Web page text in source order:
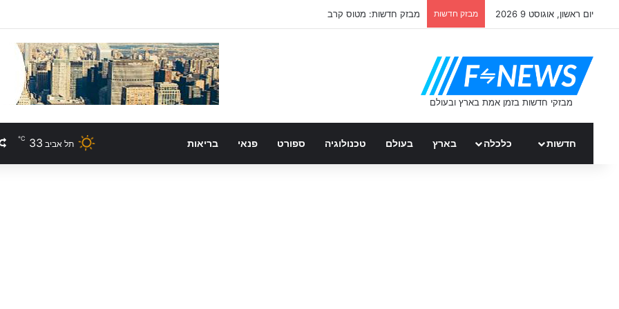
יום ראשון, אוגוסט 9 2026 מבזק חדשות מבזק חדשות: מטוס קרב
חדשות כלכלה בארץ בעולם טכנולוגיה ספורט פנאי בריאות תל אביב 33
℃